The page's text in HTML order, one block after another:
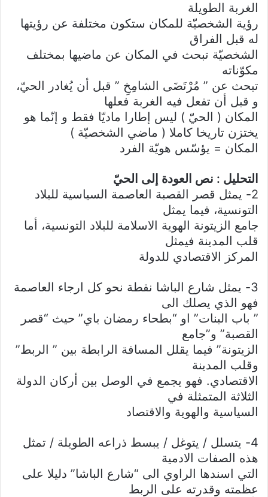
الغربة الطويلة
رؤية الشخصيّة للمكان ستكون مختلفة عن رؤيتها
له قبل الفراق
الشخصيّة تبحث في المكان عن ماضيها بمختلف
مكوّناته
تبحث عن ” مُرْتَضَى الشامِخِ ” قبل أن يُغادر الحيّ،
و قبل أن تفعل فيه الغربة فعلها
المكان ( الحيّ ) ليس إطارا ماديّا فقط و إنّما هو
يختزن تاريخا كاملا ( ماضي الشخصيّة )
المكان = يؤسّس هويّة الفرد
التحليل : نص العودة إلى الحيّ
2- يمثل قصر القصبة العاصمة السياسية للبلاد
التونسية، فيما يمثل
جامع الزيتونة الهوية الاسلامة للبلاد التونسية، أما
قلب المدينة فيمثل
المركز الاقتصادي للدولة
3- يمثل شارع الباشا نقطة نحو كل ارجاء العاصمة
فهو الذي يصلك الى
” باب البنات” او “بطحاء رمضان باي” حيث “قصر
القصبة” و”جامع
الزيتونة” فيما يقلل المسافة الرابطة بين ” الربط”
وقلب المدينة
الاقتصادي. فهو يجمع في الوصل بين أركان الدولة
الثلاثة المتمثلة في
السياسية والهوية والاقتصاد
4- يتسلل / يتوغل / يبسط ذراعه الطويلة / تمثل
هذه الصفات الادمية
التي اسندها الراوي الى “شارع الباشا” دليلا على
عظمته وقدرته على الربط